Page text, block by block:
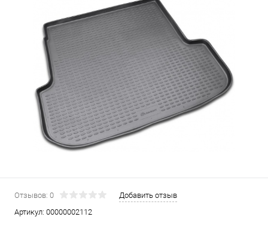
Отзывов: 0
Добавить отзыв
Артикул: 00000002112